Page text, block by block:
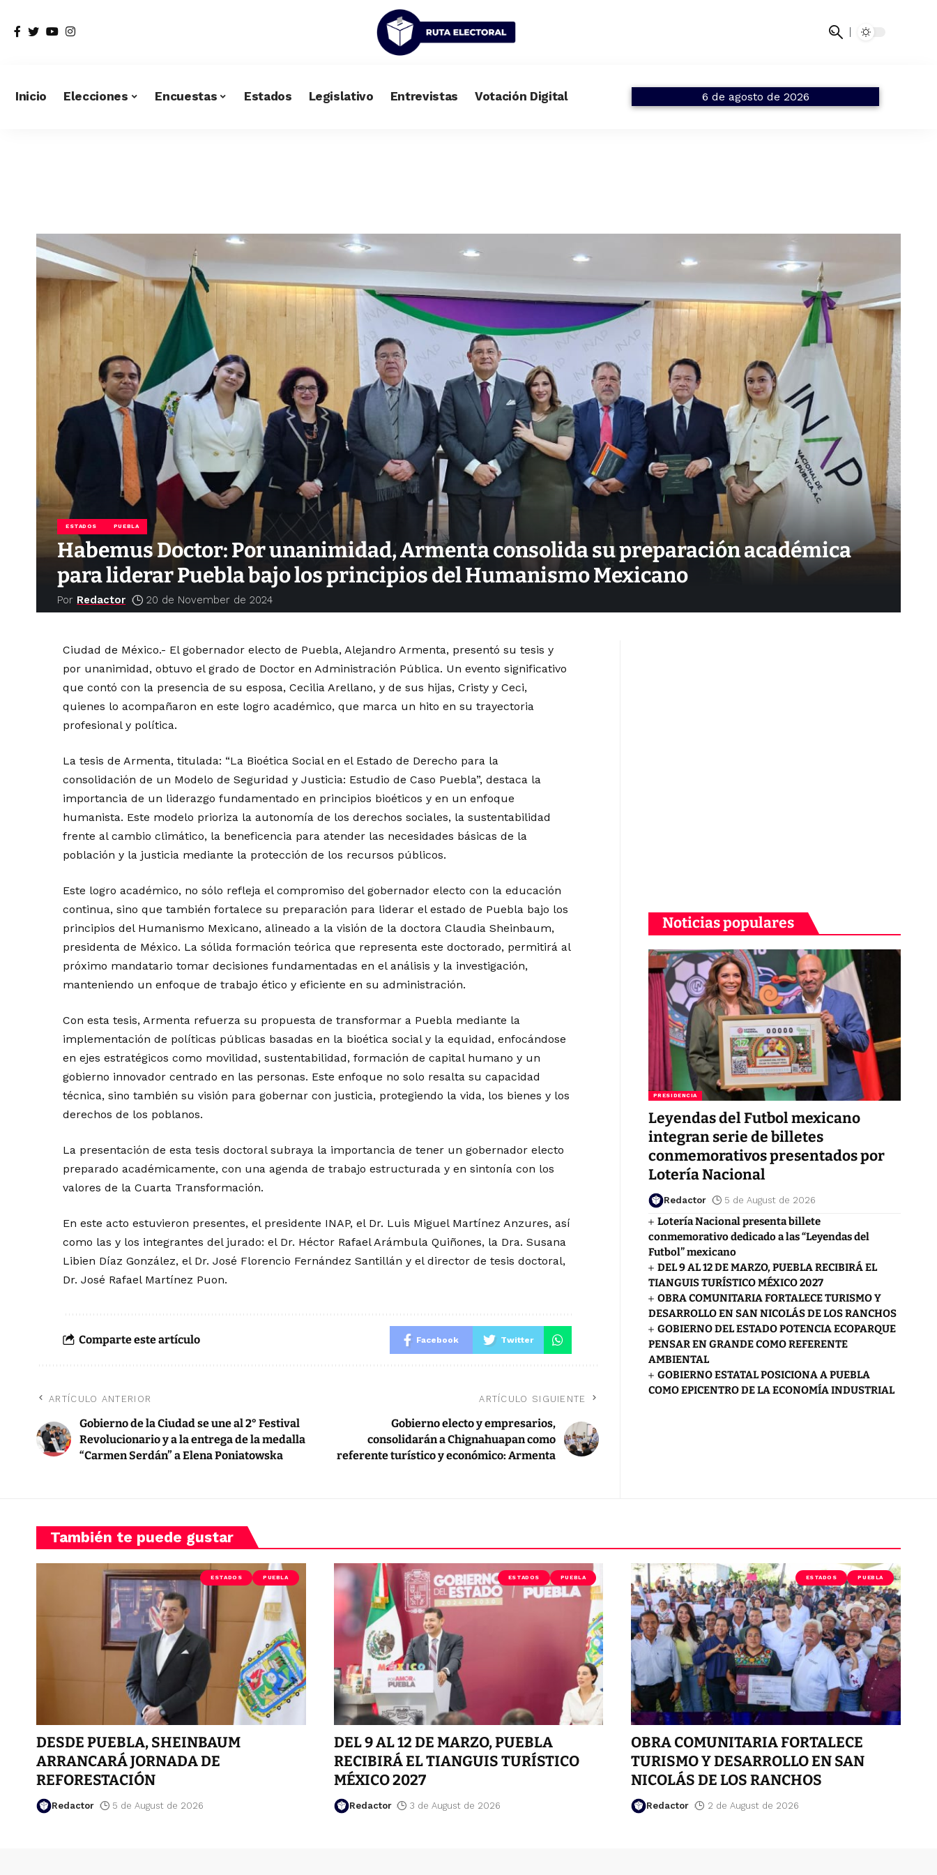
Inicio Elecciones Encuestas Estados Legislativo Entrevistas Votación Digital 6 de agosto de 2026
ESTADOS PUEBLA
Habemus Doctor: Por unanimidad, Armenta consolida su preparación académica
para liderar Puebla bajo los principios del Humanismo Mexicano
Por Redactor 20 de November de 2024
Ciudad de México.- El gobernador electo de Puebla, Alejandro Armenta, presentó su tesis y
por unanimidad, obtuvo el grado de Doctor en Administración Pública. Un evento significativo
que contó con la presencia de su esposa, Cecilia Arellano, y de sus hijas, Cristy y Ceci,
quienes lo acompañaron en este logro académico, que marca un hito en su trayectoria
profesional y política.
La tesis de Armenta, titulada: “La Bioética Social en el Estado de Derecho para la
consolidación de un Modelo de Seguridad y Justicia: Estudio de Caso Puebla”, destaca la
importancia de un liderazgo fundamentado en principios bioéticos y en un enfoque
humanista. Este modelo prioriza la autonomía de los derechos sociales, la sustentabilidad
frente al cambio climático, la beneficencia para atender las necesidades básicas de la
población y la justicia mediante la protección de los recursos públicos.
Este logro académico, no sólo refleja el compromiso del gobernador electo con la educación
continua, sino que también fortalece su preparación para liderar el estado de Puebla bajo los
principios del Humanismo Mexicano, alineado a la visión de la doctora Claudia Sheinbaum,
presidenta de México. La sólida formación teórica que representa este doctorado, permitirá al
próximo mandatario tomar decisiones fundamentadas en el análisis y la investigación,
manteniendo un enfoque de trabajo ético y eficiente en su administración.
Con esta tesis, Armenta refuerza su propuesta de transformar a Puebla mediante la
implementación de políticas públicas basadas en la bioética social y la equidad, enfocándose
en ejes estratégicos como movilidad, sustentabilidad, formación de capital humano y un
gobierno innovador centrado en las personas. Este enfoque no solo resalta su capacidad
técnica, sino también su visión para gobernar con justicia, protegiendo la vida, los bienes y los
derechos de los poblanos.
La presentación de esta tesis doctoral subraya la importancia de tener un gobernador electo
preparado académicamente, con una agenda de trabajo estructurada y en sintonía con los
valores de la Cuarta Transformación.
En este acto estuvieron presentes, el presidente INAP, el Dr. Luis Miguel Martínez Anzures, así
como las y los integrantes del jurado: el Dr. Héctor Rafael Arámbula Quiñones, la Dra. Susana
Libien Díaz González, el Dr. José Florencio Fernández Santillán y el director de tesis doctoral,
Dr. José Rafael Martínez Puon.
Comparte este artículo Facebook Twitter
ARTÍCULO ANTERIOR
Gobierno de la Ciudad se une al 2° Festival
Revolucionario y a la entrega de la medalla
“Carmen Serdán” a Elena Poniatowska
ARTÍCULO SIGUIENTE
Gobierno electo y empresarios,
consolidarán a Chignahuapan como
referente turístico y económico: Armenta
Noticias populares
PRESIDENCIA
Leyendas del Futbol mexicano
integran serie de billetes
conmemorativos presentados por
Lotería Nacional
Redactor 5 de August de 2026
Lotería Nacional presenta billete
conmemorativo dedicado a las “Leyendas del
Futbol” mexicano
DEL 9 AL 12 DE MARZO, PUEBLA RECIBIRÁ EL
TIANGUIS TURÍSTICO MÉXICO 2027
OBRA COMUNITARIA FORTALECE TURISMO Y
DESARROLLO EN SAN NICOLÁS DE LOS RANCHOS
GOBIERNO DEL ESTADO POTENCIA ECOPARQUE
PENSAR EN GRANDE COMO REFERENTE
AMBIENTAL
GOBIERNO ESTATAL POSICIONA A PUEBLA
COMO EPICENTRO DE LA ECONOMÍA INDUSTRIAL
También te puede gustar
ESTADOS PUEBLA
DESDE PUEBLA, SHEINBAUM
ARRANCARÁ JORNADA DE
REFORESTACIÓN
Redactor 5 de August de 2026
ESTADOS PUEBLA
DEL 9 AL 12 DE MARZO, PUEBLA
RECIBIRÁ EL TIANGUIS TURÍSTICO
MÉXICO 2027
Redactor 3 de August de 2026
ESTADOS PUEBLA
OBRA COMUNITARIA FORTALECE
TURISMO Y DESARROLLO EN SAN
NICOLÁS DE LOS RANCHOS
Redactor 2 de August de 2026